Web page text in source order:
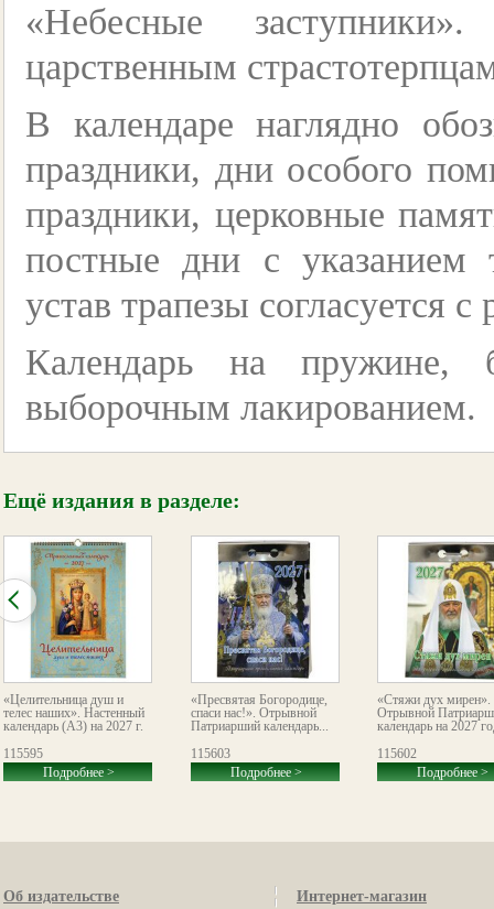
«Небесные
царственным
В календаре наглядно
праздники, дни особого
праздники, церковные
постные дни с указанием
устав трапезы согласуется
Календарь на пружине,
выборочным лакированием.
Ещё издания в разделе:
«Целительница душ и
телес наших». Настенный
календарь (А3) на 2027 г.
115595
Подробнее >
«Пресвятая Богородице,
спаси нас!». Отрывной
Патриарший календарь...
115603
Подробнее >
«Стяжи дух мирен».
Отрывной
календарь на 2027
115602
Подробнее >
Об издательстве Интернет-магазин